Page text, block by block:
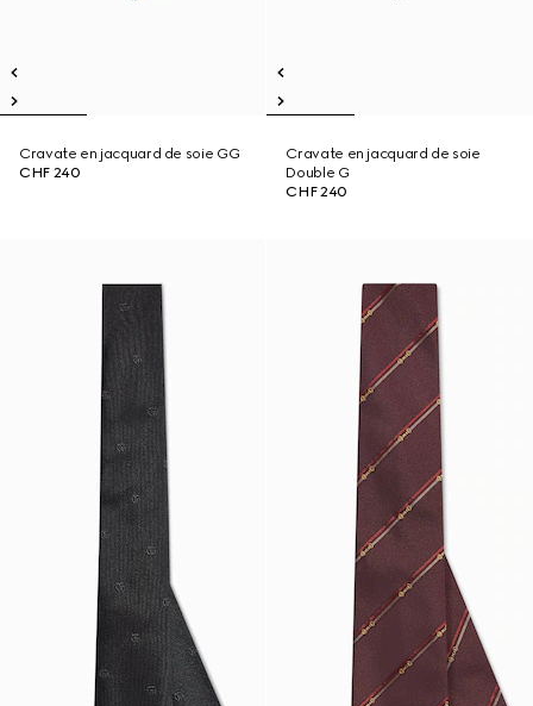
Cravate en jacquard de soie GG
CHF 240
Cravate en jacquard de soie
Double G
CHF 240